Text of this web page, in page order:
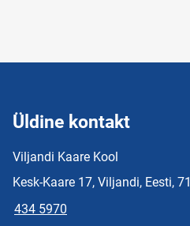
Üldine kontakt
Viljandi Kaare Kool
Kesk-Kaare 17, Viljandi, Eesti,
434 5970